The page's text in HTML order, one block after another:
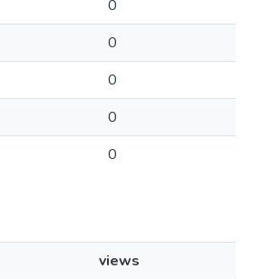
0
0
0
0
0
views